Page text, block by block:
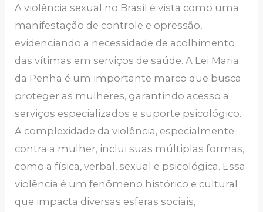
A violência sexual no Brasil é vista como uma
manifestação de controle e opressão,
evidenciando a necessidade de acolhimento
das vítimas em serviços de saúde. A Lei Maria
da Penha é um importante marco que busca
proteger as mulheres, garantindo acesso a
serviços especializados e suporte psicológico.
A complexidade da violência, especialmente
contra a mulher, inclui suas múltiplas formas,
como a física, verbal, sexual e psicológica. Essa
violência é um fenômeno histórico e cultural
que impacta diversas esferas sociais,